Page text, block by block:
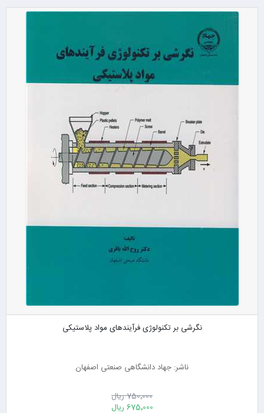
نگرشی بر تکنولوژی فرآیندهای مواد پلاستیکی
ناشر: جهاد دانشگاهی صنعتی اصفهان
750٬000 ریال
675٬000 ریال